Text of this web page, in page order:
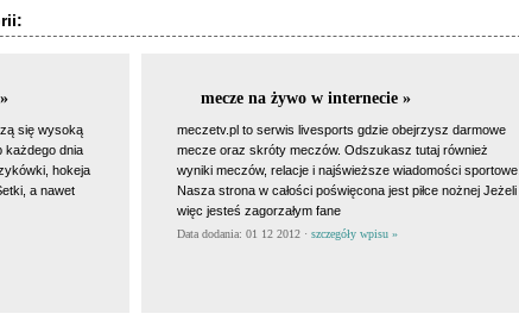
się wysoką
każdego dnia
hokeja
a nawet
mecze na żywo w internecie »
meczetv.pl to serwis livesports gdzie obejrzysz darmowe
mecze oraz skróty meczów. Odszukasz tutaj również
wyniki meczów, relacje i najświeższe wiadomości sportowe.
Nasza strona w całości poświęcona jest piłce nożnej Jeżeli
więc jesteś zagorzałym fane
Data dodania: 01 12 2012 · szczegóły wpisu »